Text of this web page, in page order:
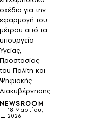
σχέδιο για την
εφαρμογή του
μέτρου από τα
υπουργεία
Υγείας,
Προστασίας
του Πολίτη και
Ψηφιακής
Διακυβέρνησης
NEWSROOM
18 Μαρτίου,
2026